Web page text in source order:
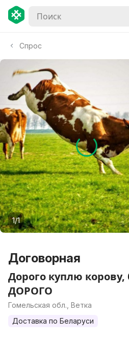
Спрос
1/1
Договорная
Дорого куплю
ДОРОГО
Гомельская обл., Ветка
Доставка по Беларуси